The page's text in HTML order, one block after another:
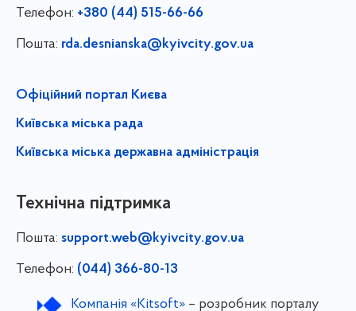
Телефон: +380 (44) 515-66-66
Пошта: rda.desnianska@kyivcity.gov.ua
Офіційний портал Києва
Київська міська рада
Київська міська державна адміністрація
Технічна підтримка
Пошта: support.web@kyivcity.gov.ua
Телефон: (044) 366-80-13
Компанія «Kitsoft»– розробник порталу